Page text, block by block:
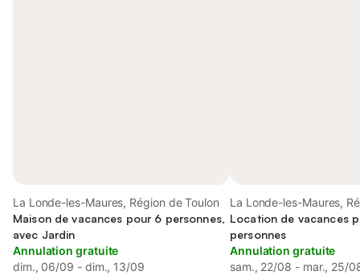
La Londe-les-Maures, Région de Toulon
Maison de vacances pour 6 personnes,
avec Jardin
Annulation gratuite
dim., 06/09 - dim., 13/09
La Londe-les-Maures,
Location de vacances
personnes
Annulation gratuite
sam., 22/08 - mar., 25/